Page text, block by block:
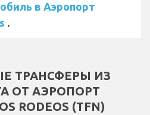
в Аэропорт
.
ТРАНСФЕРЫ ИЗ
ОТ АЭРОПОРТ
RODEOS (TFN)